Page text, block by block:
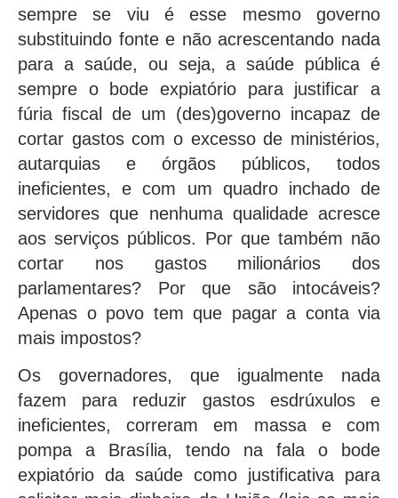
sempre se viu é esse mesmo governo
substituindo fonte e não acrescentando nada
para a saúde, ou seja, a saúde pública é
sempre o bode expiatório para justificar a
fúria fiscal de um (des)governo incapaz de
cortar gastos com o excesso de ministérios,
autarquias e órgãos públicos, todos
ineficientes, e com um quadro inchado de
servidores que nenhuma qualidade acresce
aos serviços públicos. Por que também não
cortar nos gastos milionários dos
parlamentares? Por que são intocáveis?
Apenas o povo tem que pagar a conta via
mais impostos?
Os governadores, que igualmente nada
fazem para reduzir gastos esdrúxulos e
ineficientes, correram em massa e com
pompa a Brasília, tendo na fala o bode
expiatório da saúde como justificativa para